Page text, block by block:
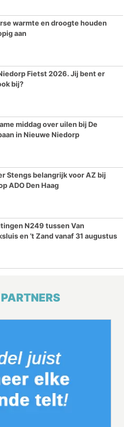
warmte en droogte houden
aan
Fietst 2026. Jij bent er
bij?
middag over uilen bij De
in Nieuwe Niedorp
Stengs belangrijk voor AZ bij
ADO Den Haag
N249 tussen Van
en ’t Zand vanaf 31 augustus
PARTNERS